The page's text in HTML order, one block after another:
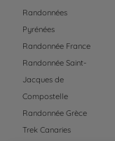
Randonnées
Pyrénées
Randonnée France
Randonnée Saint-
Jacques de
Compostelle
Randonnée Grèce
Trek Canaries